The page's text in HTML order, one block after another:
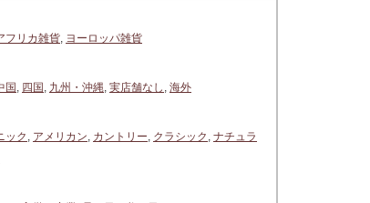
フリカ雑貨, ヨーロッパ雑貨
国 , 四国 , 九州・沖縄, 実店舗なし , 海外
ック , アメリカン, カントリー, クラシック , ナチュラ